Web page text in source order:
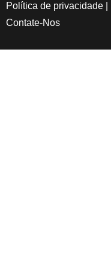
Política de privacidade
Contate-Nos